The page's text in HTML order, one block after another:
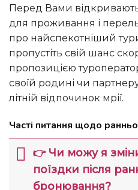
Перед Вами
для проживання і
про найспекотніший
пропустіть свій шанс
пропозицією
своїй родині чи
літній відпочинок мрії.
Часті питання щодо
👉 Чи можу я
поїздки після
бронювання?